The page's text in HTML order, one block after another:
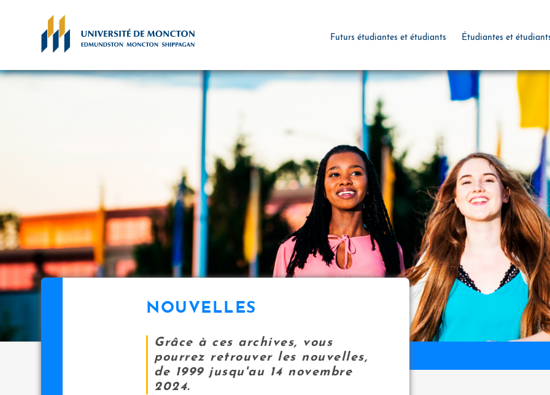
Futurs étudiantes et étudiants Étudiantes et
NOUVELLES
Grâce à ces archives, vous
pourrez retrouver les nouvelles,
de 1999 jusqu'au 14 novembre
2024.